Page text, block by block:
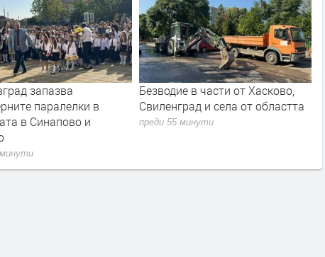
в части от Хасково,
и села от областта
Задържаха 44-годишен с
оксикодон и лаборатория за
наркотици